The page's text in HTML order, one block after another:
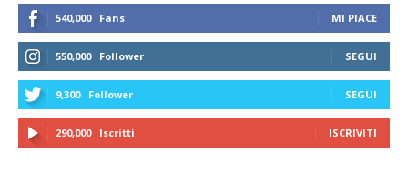
540,000 Fans MI PIACE
550,000 Follower SEGUI
9,300 Follower SEGUI
290,000 Iscritti ISCRIVITI